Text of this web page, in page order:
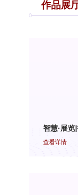
作品展
查看详情